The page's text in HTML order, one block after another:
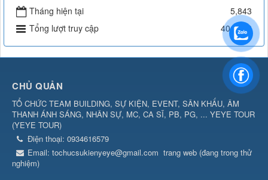
Tháng hiện tại
5,843
Tổng lượt truy cập
401,928
CHỦ QUẢN
TỔ CHỨC TEAM BUILDING, SỰ KIỆN, EVENT, SÂN KHẤU, ÂM
THANH ÁNH SÁNG, NHÂN SỰ, MC, CA SĨ, PB, PG, ... YEYE TOUR
(YEYE TOUR)
Điện thoại: 0934616579
Email: tochucsukienyeye@gmail.com trang web (đang trong thử
nghiệm)